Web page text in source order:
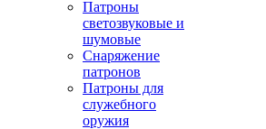
Патроны
светозвуковые и
шумовые
Снаряжение
патронов
Патроны для
служебного
оружия